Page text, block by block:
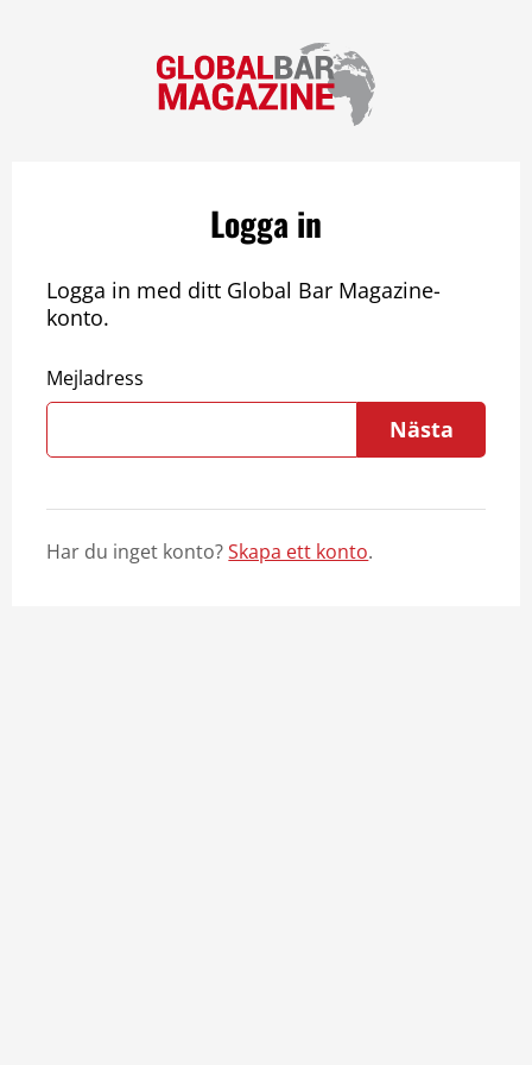
Logga in
Logga in med ditt Global Bar Magazine-
konto.
Mejladress
Nästa
Har du inget konto?Skapa ett konto.